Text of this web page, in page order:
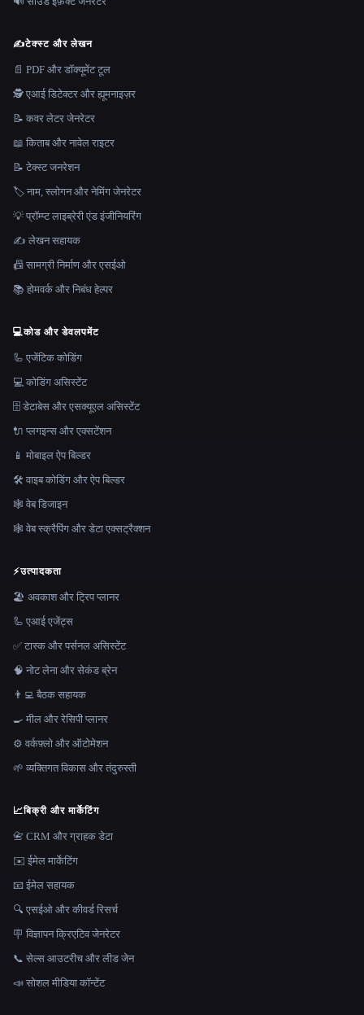
✍️टेक्स्ट और लेखन
📄 PDF और डॉक्यूमेंट टूल
🕵️ एआई डिटेक्टर और ह्यूमनाइज़र
📝 कवर लेटर जेनरेटर
📖 किताब और नावेल राइटर
📝 टेक्स्ट जनरेशन
🏷️ नाम, स्लोगन और नेमिंग जेनरेटर
💡 प्रॉम्प्ट लाइब्रेरी एंड इंजीनियरिंग
✍️ लेखन सहायक
📠 सामग्री निर्माण और एसईओ
📚 होमवर्क और निबंध हेल्पर
💻कोड और डेवलपमेंट
🦾 एजेंटिक कोडिंग
💻 कोडिंग असिस्टेंट
🗄️ डेटाबेस और एसक्यूएल असिस्टेंट
🔌 प्लगइन्स और एक्सटेंशन
📱 मोबाइल ऐप बिल्डर
🛠️ वाइब कोडिंग और ऐप बिल्डर
🕸 वेब डिजाइन
🕸️ वेब स्क्रैपिंग और डेटा एक्सट्रैक्शन
⚡उत्पादकता
🏖 अवकाश और ट्रिप प्लानर
🦾 एआई एजेंट्स
✅ टास्क और पर्सनल असिस्टेंट
🧠 नोट लेना और सेकंड ब्रेन
👨‍💻 बैठक सहायक
🍳 मील और रेसिपी प्लानर
⚙️ वर्कफ़्लो और ऑटोमेशन
🌱 व्यक्तिगत विकास और तंदुरुस्ती
📈बिक्री और मार्केटिंग
📇 CRM और ग्राहक डेटा
✉️ ईमेल मार्केटिंग
📧 ईमेल सहायक
🔍 एसईओ और कीवर्ड रिसर्च
🪧 विज्ञापन क्रिएटिव जेनरेटर
📞 सेल्स आउटरीच और लीड जेन
📣 सोशल मीडिया कॉन्टेंट